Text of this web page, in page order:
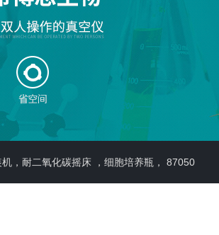
，耐二氧化碳摇床 ，细胞培养瓶， 87050